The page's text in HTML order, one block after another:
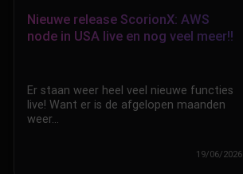
Nieuwe release ScorionX: AWS
node in USA live en nog veel meer!!
19/06/2026
Er staan weer heel veel nieuwe functies
live! Want er is de afgelopen maanden
weer…